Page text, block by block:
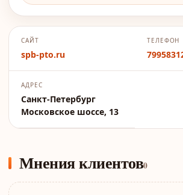
САЙТ
spb-pto.ru
ТЕЛЕФОН
АДРЕС
Санкт-Петербург
Московское шоссе, 13
Мнения клиентов0